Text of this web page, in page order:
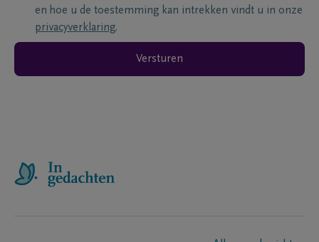
en hoe u de toestemming kan intrekken vindt u in onze
privacyverklaring.
Versturen